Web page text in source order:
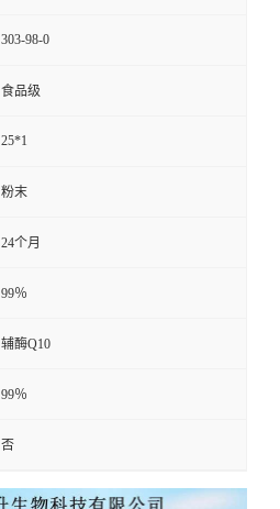
303-98-0
食品级
25*1
粉末
24个月
99％
辅酶Q10
99％
否